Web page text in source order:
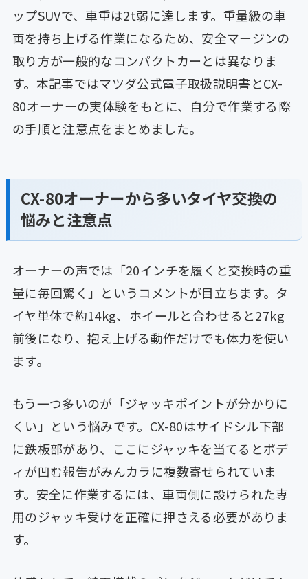
ップSUVで、車重は2t弱に達します。重量級の車
両を持ち上げる作業になるため、安全マージンの
取り方が一般的なコンパクトカーとは異なりま
す。本記事ではマツダ公式電子取扱説明書とCX-
80オーナーの実体験をもとに、自分で作業する際
の手順と注意点をまとめました。
CX-80オーナーから多いタイヤ交換の
悩みと注意点
オーナーの声では「20インチを履くと交換時の重
量に毎回驚く」というコメントが目立ちます。タ
イヤ単体で約14kg、ホイールと合わせると27kg
前後になり、抱え上げる動作だけでも体力を使い
ます。
もう一つ多いのが「ジャッキポイントが分かりに
くい」という悩みです。CX-80はサイドシル下部
に鉄板部があり、ここにジャッキを当てるとボデ
ィが凹む報告がみんカラに複数寄せられていま
す。安全に作業するには、車両側に設けられた専
用のジャッキ受けを正確に押さえる必要がありま
す。